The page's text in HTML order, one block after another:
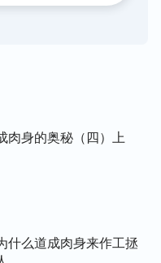
是道成肉身，没有人
性。直到主耶稣发表
人发现他的话语有权
；当主耶稣从死里复
稣就是道成肉身的基
真理、不作工作，没
人的观念想象里认
肉身的奥秘（四）上
什么道成肉身来作工拯